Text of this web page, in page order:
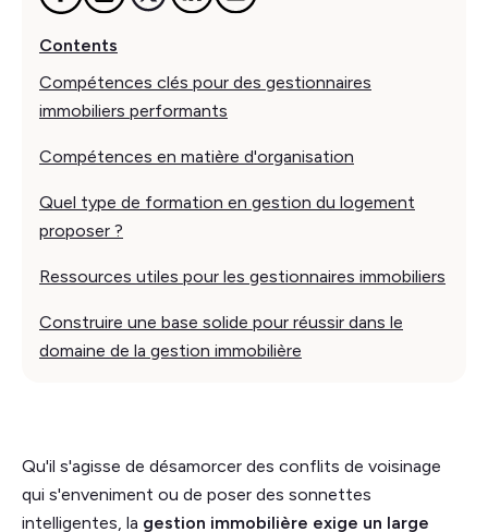
Contents
Compétences clés pour des gestionnaires
immobiliers performants
Compétences en matière d'organisation
Quel type de formation en gestion du logement
proposer ?
Ressources utiles pour les gestionnaires immobiliers
Construire une base solide pour réussir dans le
domaine de la gestion immobilière
Qu'il s'agisse de désamorcer des conflits de voisinage
qui s'enveniment ou de poser des sonnettes
intelligentes, la gestion immobilière exige un large